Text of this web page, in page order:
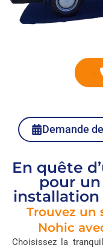
Demande
En quête
pour
installation
Trouvez un
Nohic
Choisissez la